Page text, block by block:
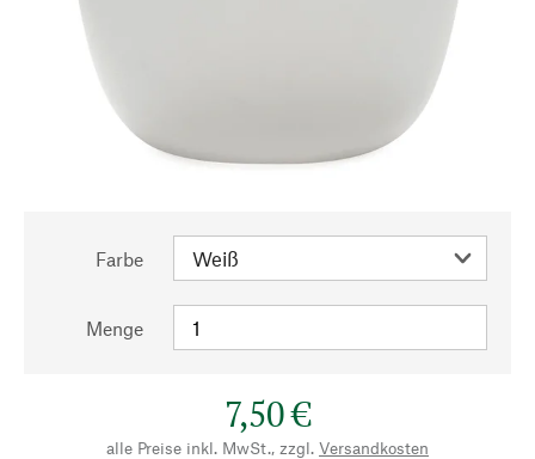
Farbe
Menge
7,50 €
alle Preise inkl. MwSt., zzgl. Versandkosten